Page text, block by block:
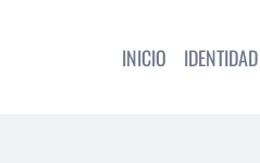
INICIO IDENTIDAD